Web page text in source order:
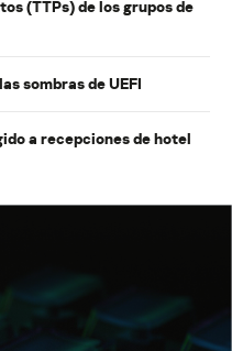
(TTPs) de los grupos de
sombras de UEFI
a recepciones de hotel